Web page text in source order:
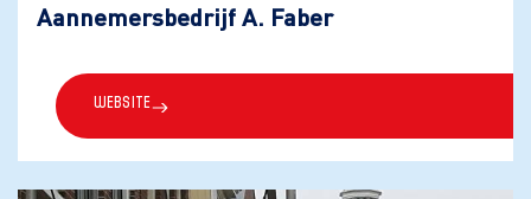
Aannemersbedrijf A. Faber
Website